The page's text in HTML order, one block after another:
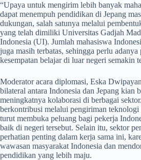
“Upaya untuk mengirim lebih banyak
dapat menempuh pendidikan di Jepang
dukungan, salah satunya melalui
yang telah dimiliki Universitas Gadjah
Indonesia (UI). Jumlah mahasiswa
juga masih terbatas, sehingga perlu adanya
kesempatan belajar di luar negeri semakin
Moderator acara diplomasi, Eska
bilateral antara Indonesia dan Jepang kian
meningkatnya kolaborasi di berbagai
berkontribusi melalui pengiriman teknologi
turut membuka peluang bagi pekerja
baik di negeri tersebut. Selain itu, sektor
perhatian penting dalam kerja sama ini,
wawasan masyarakat Indonesia dan
pendidikan yang lebih maju.